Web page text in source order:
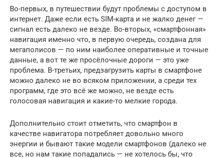
Во-первых, в путешествии будут проблемы с доступом в
интернет. Даже если есть SIM-карта и не жалко денег —
сигнал есть далеко не везде. Во-вторых, «смартфонная»
навигация именно что, в первую очередь, создана для
мегаполисов — по ним наиболее оперативные и точные
данные, а вот те же просёлочные дороги — это уже
проблема. В-третьих, предзагрузить карты в смартфоне
можно далеко не во всяком приложении, а среди тех
программ, где это всё же можно, не везде есть
голосовая навигация и какие-то мелкие города.
Дополнительно стоит отметить, что смартфон в
качестве навигатора потребляет довольно много
энергии и бывают такие модели смартфонов (далеко не
все, но нам такие попадались — не хотелось бы, что